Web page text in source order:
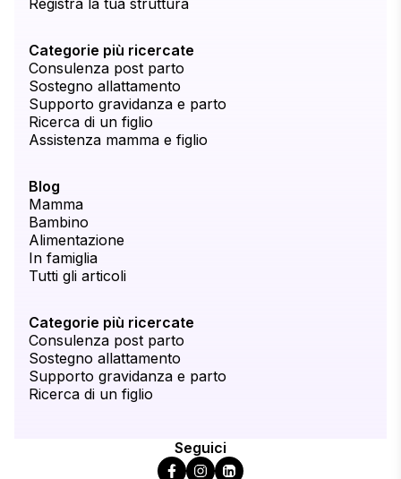
Registra la tua struttura
Categorie più ricercate
Consulenza post parto
Sostegno allattamento
Supporto gravidanza e parto
Ricerca di un figlio
Assistenza mamma e figlio
Blog
Mamma
Bambino
Alimentazione
In famiglia
Tutti gli articoli
Categorie più ricercate
Consulenza post parto
Sostegno allattamento
Supporto gravidanza e parto
Ricerca di un figlio
Seguici